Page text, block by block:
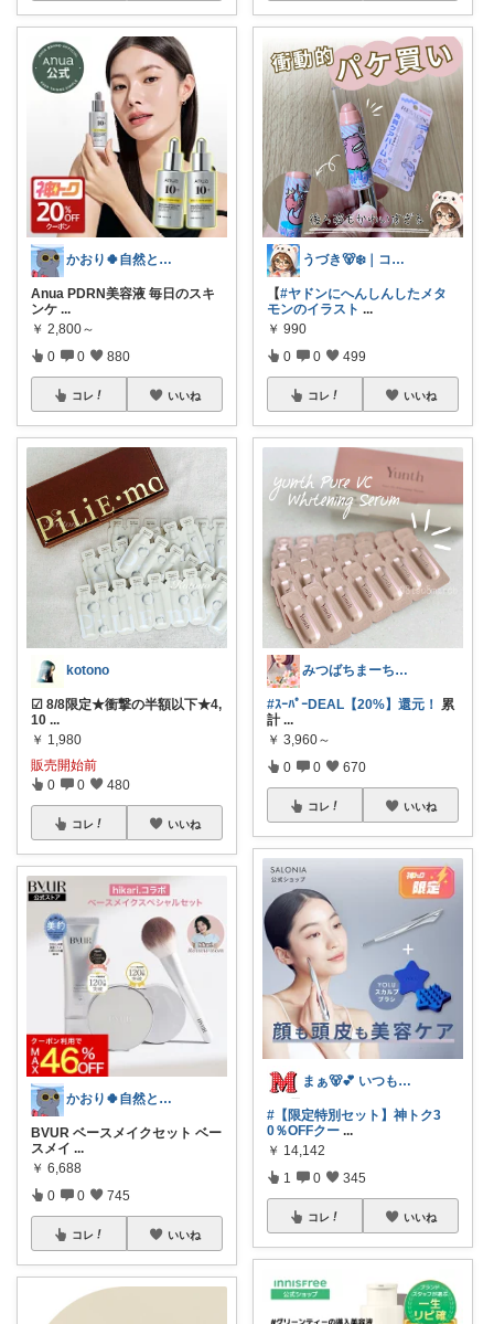
かおり🍀自然とやさしい暮らし🐑🍀
Anua PDRN美容液 毎日のスキ
ンケ ...
￥ 2,800～
0 0 880
コレ いいね
kotono
☑︎ 8/8限定★衝撃の半額以下★4,
10 ...
￥ 1,980
販売開始前
0 0 480
コレ いいね
かおり🍀自然とやさしい暮らし🐑🍀
BVUR ベースメイクセット ベー
スメイ ...
￥ 6,688
0 0 745
コレ いいね
うづき🐻‍❄️｜コレ好き！を届けたい✨
【#ヤドンにへんしんしたメタ
モンのイラスト ...
￥ 990
0 0 499
コレ いいね
みつばちまーちᵀᴴᴬᴺᴷ ᵞᴼᵁ ◡̈*
#ｽｰﾊﾟｰDEAL【20%】還元！
累
計 ...
￥ 3,960～
0 0 670
コレ いいね
まぁ🐻💕 いつもありがとう💓
#【限定特別セット】神トク3
0％OFFクー ...
￥ 14,142
1 0 345
コレ いいね